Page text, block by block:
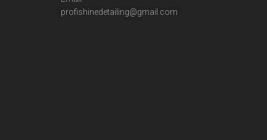
profishinedetailing@gmail.com